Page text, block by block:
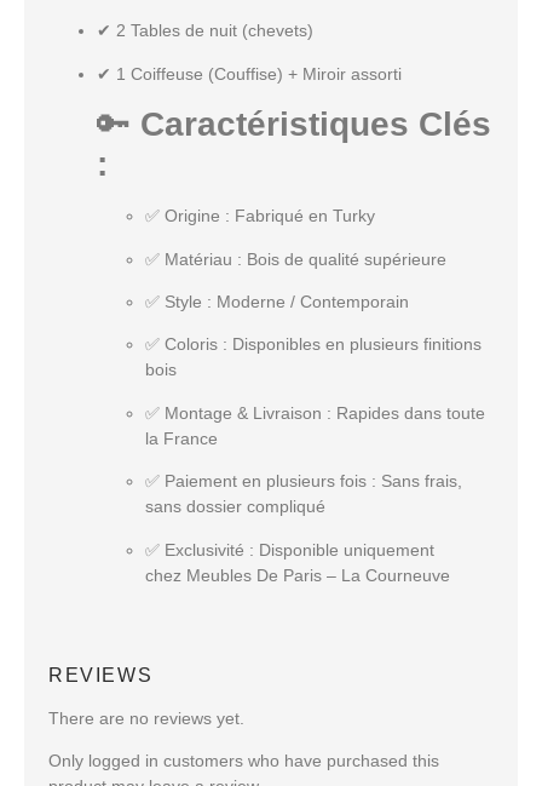
✔ 2 Tables de nuit (chevets)
✔ 1 Coiffeuse (Couffise) + Miroir assorti
🔑 Caractéristiques Clés
:
✅ Origine : Fabriqué en Turky
✅ Matériau : Bois de qualité supérieure
✅ Style : Moderne / Contemporain
✅ Coloris : Disponibles en plusieurs finitions
bois
✅ Montage & Livraison : Rapides dans toute
la France
✅ Paiement en plusieurs fois : Sans frais,
sans dossier compliqué
✅ Exclusivité : Disponible uniquement
chez Meubles De Paris – La Courneuve
REVIEWS
There are no reviews yet.
Only logged in customers who have purchased this